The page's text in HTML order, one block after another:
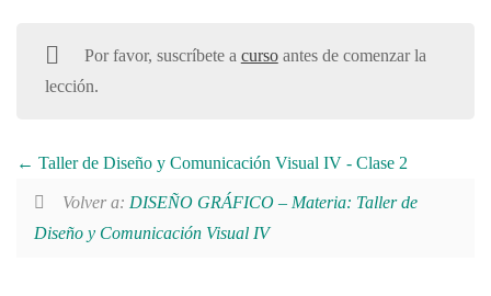
Por favor, suscríbete a cursoantes de comenzar la
lección.
Taller de Diseño y Comunicación Visual IV - Clase 2
Volver a: DISEÑO GRÁFICO – Materia: Taller de
Diseño y Comunicación Visual IV